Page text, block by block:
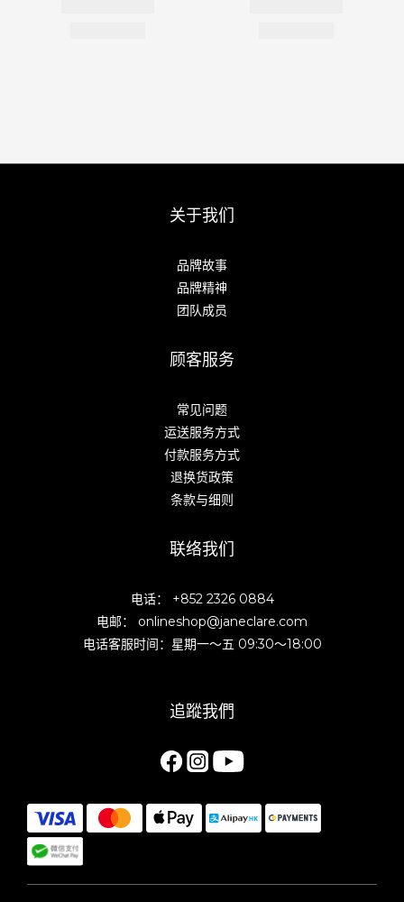
关于我们
品牌故事
品牌精神
团队成员
顾客服务
常见问题
运送服务方式
付款服务方式
退换货政策
条款与细则
联络我们
电话： +852 2326 0884
电邮： onlineshop@janeclare.com
电话客服时间：星期一～五 09:30～18:00
追蹤我們